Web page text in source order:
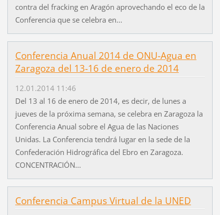
contra del fracking en Aragón aprovechando el eco de la
Conferencia que se celebra en...
Conferencia Anual 2014 de ONU-Agua en
Zaragoza del 13-16 de enero de 2014
12.01.2014 11:46
Del 13 al 16 de enero de 2014, es decir, de lunes a
jueves de la próxima semana, se celebra en Zaragoza la
Conferencia Anual sobre el Agua de las Naciones
Unidas. La Conferencia tendrá lugar en la sede de la
Confederación Hidrográfica del Ebro en Zaragoza.
CONCENTRACIÓN...
Conferencia Campus Virtual de la UNED